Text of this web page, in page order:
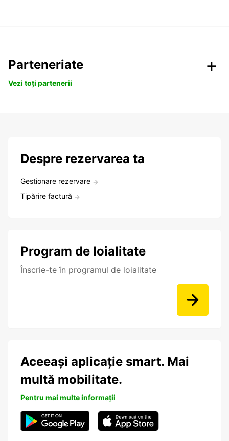
Parteneriate
Vezi toți partenerii
Despre rezervarea ta
Gestionare rezervare
Tipărire factură
Program de loialitate
Înscrie-te în programul de loialitate
Aceeași aplicație smart. Mai
multă mobilitate.
Pentru mai multe informații